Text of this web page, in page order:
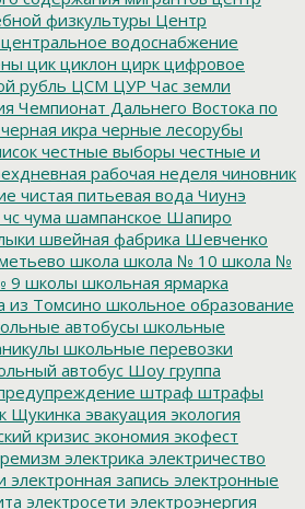
физкультуры Центр
центральное водоснабжение
цик циклон цирк цифровое
рубль ЦСМ ЦУР Час земли
Чемпионат Дальнего Востока по
черная икра черные лесорубы
честные выборы честные и
рабочая неделя чиновник
чистая питьевая вода Чиунэ
чс чума шампанское Шапиро
швейная фабрика Шевченко
школа школа № 10 школа №
9 школы школьная ярмарка
из Томсино школьное образование
автобусы школьные
школьные перевозки
автобус Шоу группа
штраф штрафы
Щукинка эвакуация экология
кризис экономия экофест
электрика электричество
электронная запись электронные
электросети электроэнергия